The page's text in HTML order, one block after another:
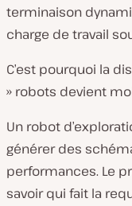
terminaison
charge de travail
C’est pourquoi la
» robots devient
Un robot
générer des
performances. Le
savoir qui fait la